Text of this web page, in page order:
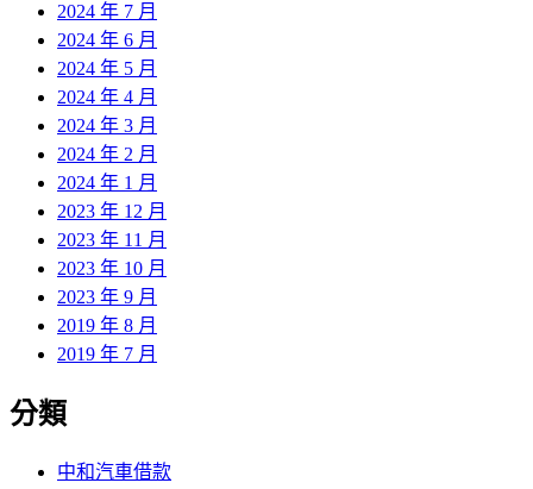
2024 年 7 月
2024 年 6 月
2024 年 5 月
2024 年 4 月
2024 年 3 月
2024 年 2 月
2024 年 1 月
2023 年 12 月
2023 年 11 月
2023 年 10 月
2023 年 9 月
2019 年 8 月
2019 年 7 月
分類
中和汽車借款